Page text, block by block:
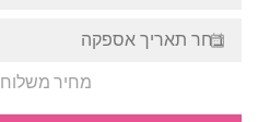
מחיר משלוח